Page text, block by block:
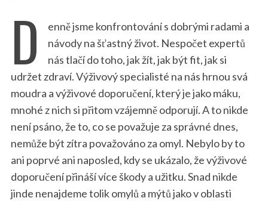
D
enně jsme konfrontování s dobrými radami a
návody na šťastný život. Nespočet expertů
nás tlačí do toho, jak žít, jak být fit, jak si
udržet zdraví. Výživový specialisté na nás hrnou svá
moudra a výživové doporučení, který je jako máku,
mnohé z nich si přitom vzájemně odporují. A to nikde
není psáno, že to, co se považuje za správné dnes,
nemůže být zítra považováno za omyl. Nebylo by to
ani poprvé ani naposled, kdy se ukázalo, že výživové
doporučení přináší více škody a užitku. Snad nikde
jinde nenajdeme tolik omylů a mýtů jako v oblasti